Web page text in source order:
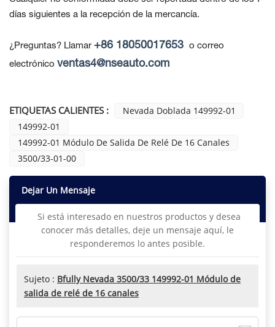
días siguientes a la recepción de la mercancía.
¿Preguntas? Llamar +86 18050017653 o correo
electrónico ventas4@nseauto.com
ETIQUETAS CALIENTES :
Nevada Doblada 149992-01
149992-01
149992-01 Módulo De Salida De Relé De 16 Canales
3500/33-01-00
Dejar Un Mensaje
Si está interesado en nuestros productos y desea
conocer más detalles, deje un mensaje aquí, le
responderemos lo antes posible.
Sujeto : Bfully Nevada 3500/33 149992-01 Módulo de
salida de relé de 16 canales